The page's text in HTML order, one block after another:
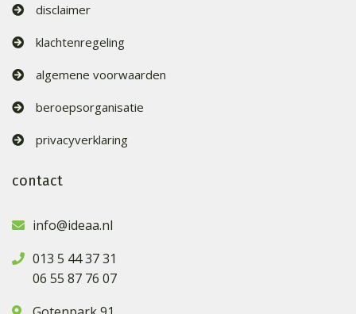
disclaimer
klachtenregeling
algemene voorwaarden
beroepsorganisatie
privacyverklaring
contact
info@ideaa.nl
013 5 44 37 31
06 55 87 76 07